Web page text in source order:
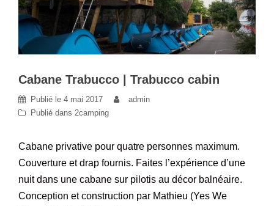
Cabane Trabucco | Trabucco cabin
Publié le 4 mai 2017
admin
Publié dans 2camping
Cabane privative pour quatre personnes maximum.
Couverture et drap fournis. Faites l’expérience d’une
nuit dans une cabane sur pilotis au décor balnéaire.
Conception et construction par Mathieu (Yes We